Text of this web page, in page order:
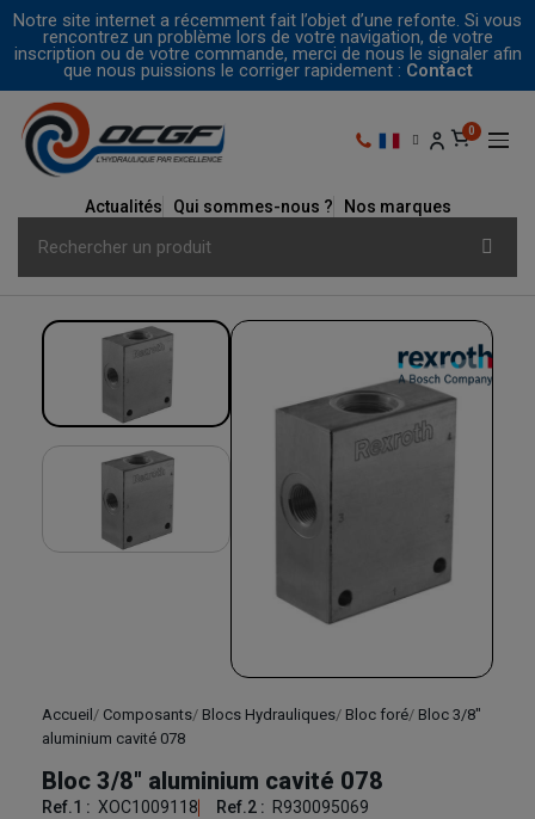
Notre site internet a récemment fait l’objet d’une refonte. Si vous
rencontrez un problème lors de votre navigation, de votre
inscription ou de votre commande, merci de nous le signaler afin
que nous puissions le corriger rapidement : Contact
Actualités Qui sommes-nous ? Nos marques
Accueil Composants Blocs Hydrauliques Bloc foré Bloc 3/8"
aluminium cavité 078
Bloc 3/8" aluminium cavité 078
Ref.1 : XOC1009118 Ref.2 : R930095069